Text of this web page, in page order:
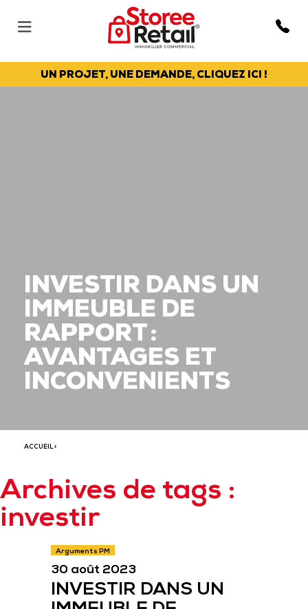
UN PROJET, UNE DEMANDE, CLIQUEZ ICI !
INVESTIR DANS UN
IMMEUBLE DE
RAPPORT :
AVANTAGES ET
INCONVENIENTS
ACCUEIL>
Archives de tags :
investir
Arguments PM
30 août 2023
INVESTIR DANS UN